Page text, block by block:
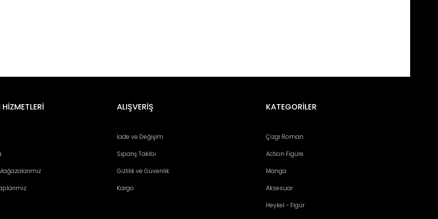
Yorum YazALIŞVERİŞ
İade ve Değişim
Sipariş Takibi
Gizlilik ve Güvenlik
Kargo
KATEGORİLER
Çizgi Roman
Action Figüre
Manga
Aksesuar
Heykel - Figür